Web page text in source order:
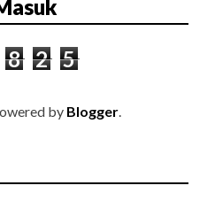
8 2 5
by Blogger.